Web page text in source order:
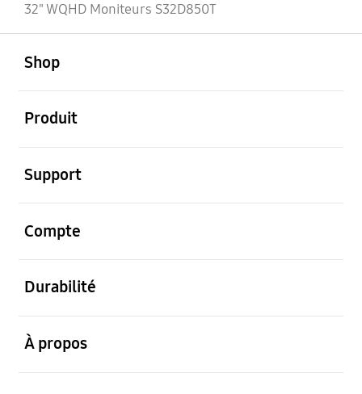
32" WQHD Moniteurs S32D850T
Shop
Produit
Support
Compte
Durabilité
À propos